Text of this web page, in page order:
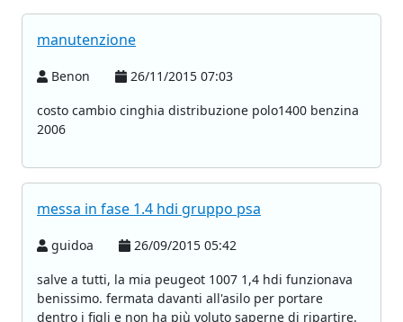
manutenzione
Benon
26/11/2015 07:03
costo cambio cinghia distribuzione polo1400 benzina
2006
messa in fase 1.4 hdi gruppo psa
guidoa
26/09/2015 05:42
salve a tutti, la mia peugeot 1007 1,4 hdi funzionava
benissimo. fermata davanti all'asilo per portare
dentro i figli e non ha più voluto saperne di ripartire.